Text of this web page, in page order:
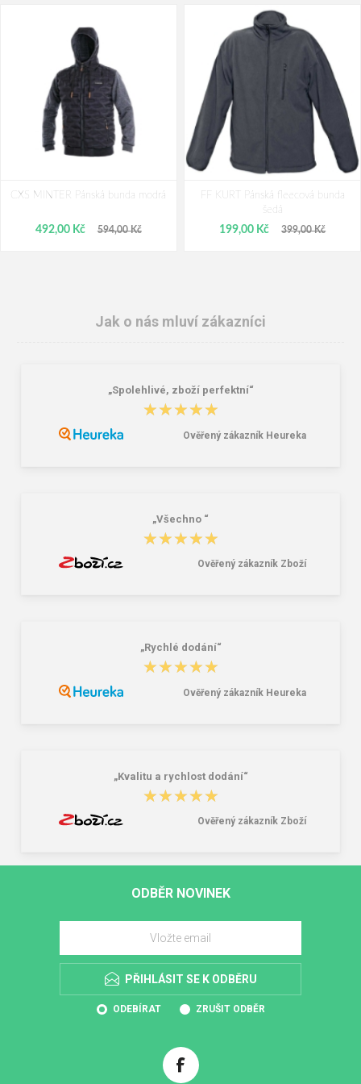
CXS MINTER Pánská bunda modrá
492,00 Kč 594,00 Kč
FF KURT Pánská fleecová bunda
šedá
199,00 Kč 399,00 Kč
Jak o nás mluví zákazníci
„Spolehlivé, zboží perfektní“
★★★★★
★★★★★
Ověřený zákazník Heureka
„Všechno “
★★★★★
★★★★★
Ověřený zákazník Zboží
„Rychlé dodání“
★★★★★
★★★★★
Ověřený zákazník Heureka
„Kvalitu a rychlost dodání“
★★★★★
★★★★★
Ověřený zákazník Zboží
ODBĚR NOVINEK
PŘIHLÁSIT SE K ODBĚRU
ODEBÍRAT ZRUŠIT ODBĚR